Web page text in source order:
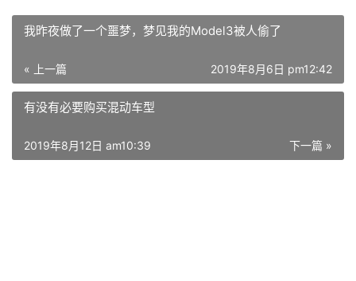
我昨夜做了一个噩梦，梦见我的Model3被人偷了
« 上一篇 2019年8月6日 pm12:42
有没有必要购买混动车型
下一篇 »
2019年8月12日 am10:39